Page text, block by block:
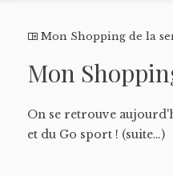
Mon Shopping de la
Mon
On se retrouve
et du Go sport ! (suite…)